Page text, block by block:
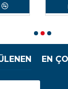
EN